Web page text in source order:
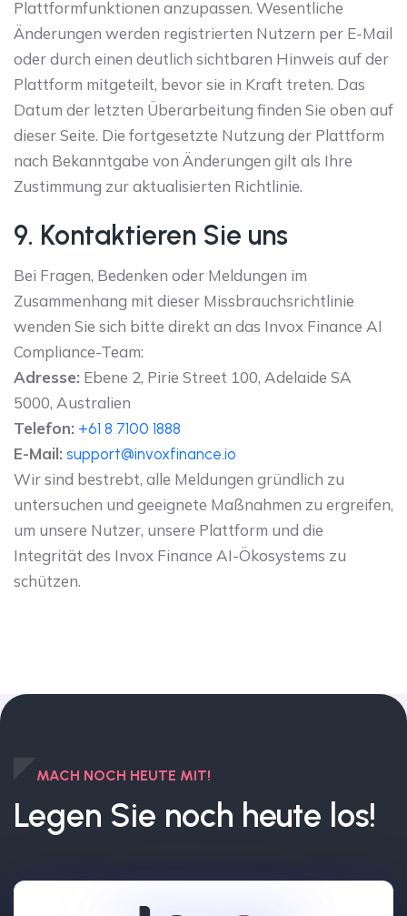
Plattformfunktionen anzupassen. Wesentliche
Änderungen werden registrierten Nutzern per E-Mail
oder durch einen deutlich sichtbaren Hinweis auf der
Plattform mitgeteilt, bevor sie in Kraft treten. Das
Datum der letzten Überarbeitung finden Sie oben auf
dieser Seite. Die fortgesetzte Nutzung der Plattform
nach Bekanntgabe von Änderungen gilt als Ihre
Zustimmung zur aktualisierten Richtlinie.
9. Kontaktieren Sie uns
Bei Fragen, Bedenken oder Meldungen im
Zusammenhang mit dieser Missbrauchsrichtlinie
wenden Sie sich bitte direkt an das Invox Finance AI
Compliance-Team:
Adresse: Ebene 2, Pirie Street 100, Adelaide SA
5000, Australien
Telefon: +61 8 7100 1888
E-Mail: support@invoxfinance.io
Wir sind bestrebt, alle Meldungen gründlich zu
untersuchen und geeignete Maßnahmen zu ergreifen,
um unsere Nutzer, unsere Plattform und die
Integrität des Invox Finance AI-Ökosystems zu
schützen.
MACH NOCH HEUTE MIT!
Legen Sie noch heute los!